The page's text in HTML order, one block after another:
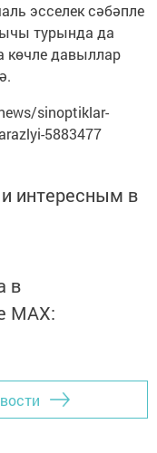
эсселек сәбәпле
турында да
көчле давыллар
sinoptiklar-
5883477
интересным в
в
MАХ: